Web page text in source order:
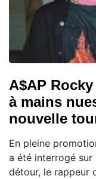
A$AP
à mains
nouvelle
En pleine
a été interrogé sur
détour, le rappeur